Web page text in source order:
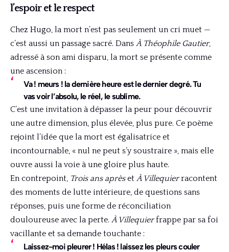
l’espoir et le respect
Chez Hugo, la mort n’est pas seulement un cri muet —
c’est aussi un passage sacré. Dans À Théophile Gautier,
adressé à son ami disparu, la mort se présente comme
une ascension :
Va ! meurs ! la dernière heure est le dernier degré. Tu
vas voir l’absolu, le réel, le sublime.
C’est une invitation à dépasser la peur pour découvrir
une autre dimension, plus élevée, plus pure. Ce poème
rejoint l’idée que la mort est égalisatrice et
incontournable, « nul ne peut s’y soustraire », mais elle
ouvre aussi la voie à une gloire plus haute.
En contrepoint, Trois ans aprèset À Villequierracontent
des moments de lutte intérieure, de questions sans
réponses, puis une forme de réconciliation
douloureuse avec la perte. À Villequierfrappe par sa foi
vacillante et sa demande touchante :
Laissez-moi pleurer ! Hélas ! laissez les pleurs couler